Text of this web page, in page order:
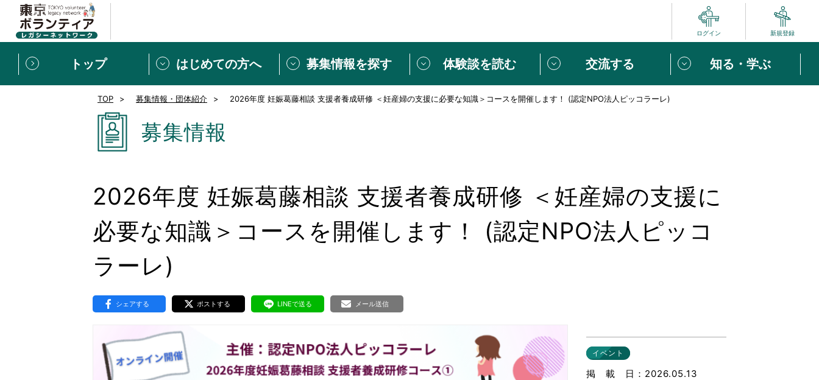
ログイン 新規登録
トップ はじめての方へ
新規登録 ボランティアをしたい方は
東京ボランティアレガシーネットワークとは ボランティアはじめての方へ
あなたにぴったりなボランティアをチェック！
募集情報を探す
募集情報
体験談を読む
[個人] 体験談
交流する
ボランティアの広場
知る・学ぶ
新着記事一覧
ボランティアはじめの一歩
活動のヒント
おもてなし語学ボランティア
TOP 募集情報・団体紹介 2026年度 妊娠葛藤相談 支援者養成研修 ＜妊産婦の支援に必要な知識＞コースを開催します！ (認定NPO法人ピッコラーレ)
募集情報
2026年度 妊娠葛藤相談 支援者養成研修 ＜妊産婦の支援に
必要な知識＞コースを開催します！ (認定NPO法人ピッコ
ラーレ)
シェアする ポストする LINEで送る メール送信
イベント
掲載日
2026.05.13